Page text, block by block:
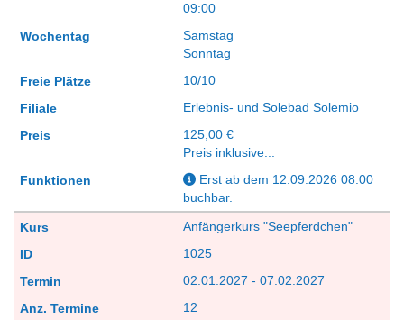
09:00
Samstag
Sonntag
10/10
Erlebnis- und Solebad Solemio
125,00 €
Preis inklusive...
Erst ab dem 12.09.2026 08:00
buchbar.
Anfängerkurs "Seepferdchen"
1025
02.01.2027 - 07.02.2027
12